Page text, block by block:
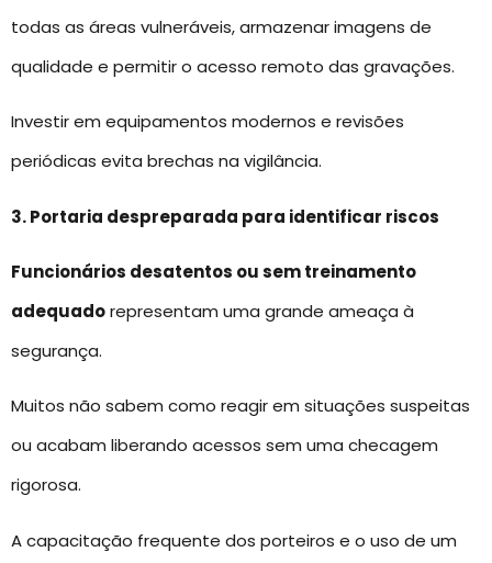
todas as áreas vulneráveis, armazenar imagens de
qualidade e permitir o acesso remoto das gravações.
Investir em equipamentos modernos e revisões
periódicas evita brechas na vigilância.
3. Portaria despreparada para identificar riscos
Funcionários desatentos ou sem treinamento
adequadorepresentam uma grande ameaça à
segurança.
Muitos não sabem como reagir em situações suspeitas
ou acabam liberando acessos sem uma checagem
rigorosa.
A capacitação frequente dos porteiros e o uso de um